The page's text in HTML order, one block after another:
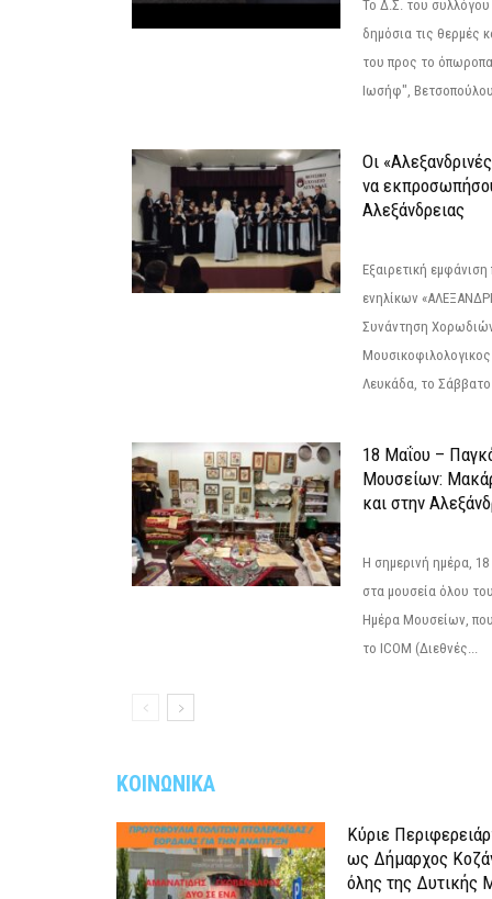
Το Δ.Σ. του
δημόσια τις θερμές
του προς το
Ιωσήφ",
Οι
να
Αλεξάνδρειας
Εξαιρετική
ενηλίκων
Συνάντηση
Λευκάδα, το
18 Μαΐου –
Μουσείων:
και στην
Η σημερινή ημέρα,
στα μουσεία όλου
Ημέρα Μουσείων,
το ICOM (Διεθνές...
ΚΟΙΝΩΝΙΚΑ
Κύριε
ως Δήμαρχος
όλης της Δυτικής